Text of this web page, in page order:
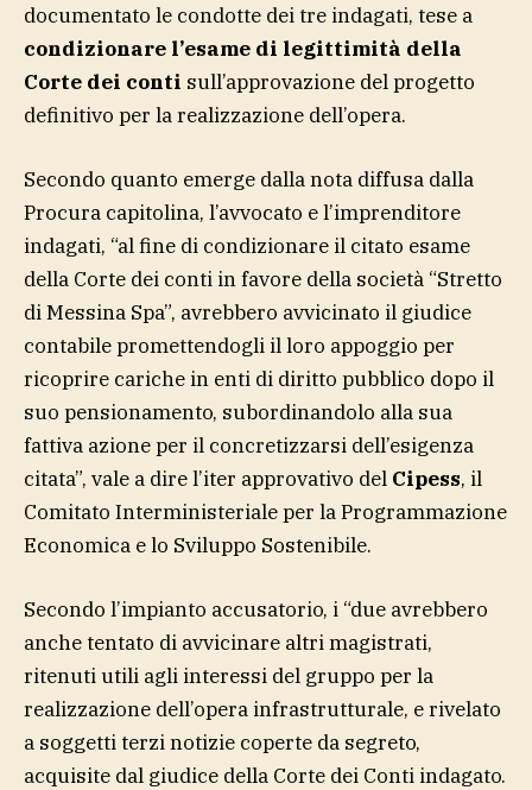
documentato le condotte dei tre indagati, tese a
condizionare l’esame di legittimità della
Corte dei conti sull’approvazione del progetto
definitivo per la realizzazione dell’opera.
Secondo quanto emerge dalla nota diffusa dalla
Procura capitolina, l’avvocato e l’imprenditore
indagati, “al fine di condizionare il citato esame
della Corte dei conti in favore della società “Stretto
di Messina Spa”, avrebbero avvicinato il giudice
contabile promettendogli il loro appoggio per
ricoprire cariche in enti di diritto pubblico dopo il
suo pensionamento, subordinandolo alla sua
fattiva azione per il concretizzarsi dell’esigenza
citata”, vale a dire l’iter approvativo del Cipess, il
Comitato Interministeriale per la Programmazione
Economica e lo Sviluppo Sostenibile.
Secondo l’impianto accusatorio, i “due avrebbero
anche tentato di avvicinare altri magistrati,
ritenuti utili agli interessi del gruppo per la
realizzazione dell’opera infrastrutturale, e rivelato
a soggetti terzi notizie coperte da segreto,
acquisite dal giudice della Corte dei Conti indagato.